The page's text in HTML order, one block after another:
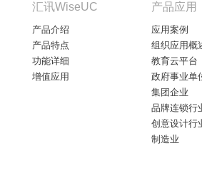
汇讯WiseUC
产品介绍
产品特点
功能详细
增值应用
产品应用
应用案例
组织应用概
教育云平台
政府事业单
集团企业
品牌连锁行
创意设计行
制造业